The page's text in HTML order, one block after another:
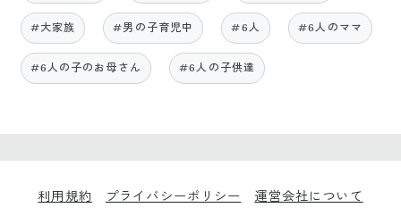
#大家族 #男の子育児中 #6人 #6人のママ
#6人の子のお母さん #6人の子供達
利用規約 プライバシーポリシー 運営会社について